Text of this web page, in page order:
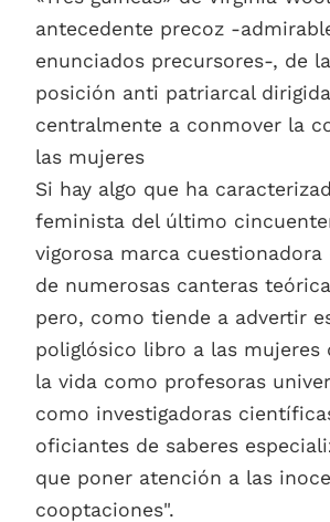
antecedente precoz -
enunciados precursores-, de
posición anti patriarcal dirigida
centralmente a conmover la
las mujeres
Si hay algo que ha
feminista del último
vigorosa marca
de numerosas canteras
pero, como tiende a advertir
poliglósico libro a las mujeres
la vida como profesoras
como investigadoras
oficiantes de saberes
que poner atención a las
cooptaciones".